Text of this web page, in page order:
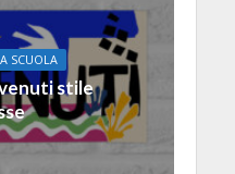
SCUOLA
stile